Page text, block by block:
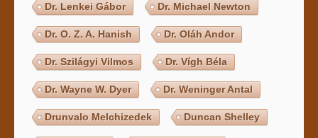
Dr. Lenkei Gábor Dr. Michael Newton
Dr. O. Z. A. Hanish Dr. Oláh Andor
Dr. Szilágyi Vilmos Dr. Vígh Béla
Dr. Wayne W. Dyer Dr. Weninger Antal
Drunvalo Melchizedek Duncan Shelley